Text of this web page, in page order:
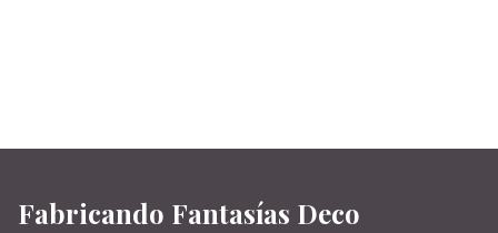
Fabricando Fantasías Deco